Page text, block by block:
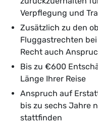
Verpflegung und
Zusätzlich zu den
Fluggastrechten
Recht auch
Bis zu €600
Länge Ihrer Reise
Anspruch auf
bis zu sechs Jahre
stattfinden